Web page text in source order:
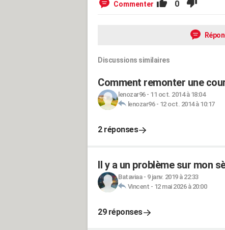
Commenter 0
Discussions similaires
Comment remonter une
lenozar96- 11 oct. 2014 à 18:04
lenozar96- 12 oct. 2014 à 10:17
2 réponses
Il y a un problème sur mon
Bataviaa- 9 janv. 2019 à 22:33
Vincent - 12 mai 2026 à 20:00
29 réponses